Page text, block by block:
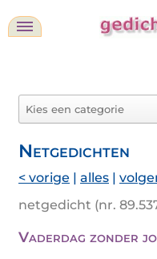
Netgedichten
< vorige | alles |
netgedicht (nr.
Vaderdag zonder